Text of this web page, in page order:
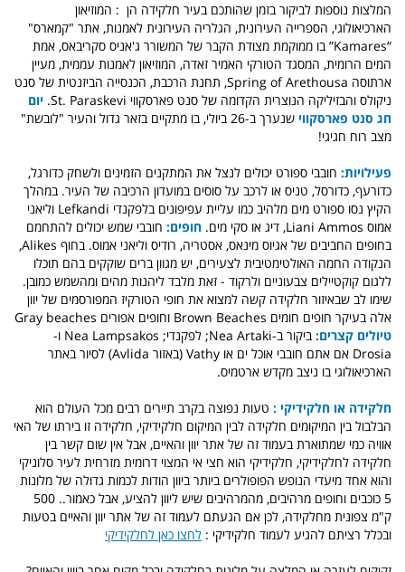
המלצות נוספות לביקור בזמן שהותכם בעיר חלקידה הן : המוזיאון
הארכיאולוגי, הספרייה העירונית, הגלריה העירונית לאמנות, אתר "קמארס"
“Kamares” בו
ממוקמת מצודת הקבר של המשורר ג'אניס סקריבאס, אמת
המים הרומית, המסגד הטורקי האמיר זאדה, המוזיאון לאמנות עממית, מעיין
ארתוסה Spring of Arethousa, תחנת הרכבת, הכנסייה הביזנטית של סנט
ניקולס והבזיליקה הנוצרית הקדומה של סנט פארסקווי St. Paraskevi.
יום
חג סנט פארסקווי שנערך ב-26 ביולי, בו מתקיים בזאר גדול והעיר "לובשת"
מצב רוח חגיגי!
פעילויות: חובבי ספורט יכולים לנצל את המתקנים הזמינים ולשחק כדורגל,
כדורעף, כדורסל, טניס או לרכב על סוסים במועדון הרכיבה של העיר. במהלך
הקיץ נסו ספורט מים מלהיב כמו עליית עפיפונים בלפקנדי Lefkandi וליאני
אמוס Liani Ammos, דיג או סקי מים.
חופים: חובבי שמש יכולים להתחמם
בחופים החביבים של אגיוס מינאס, אסטריה, רודיס וליאני אמוס. בחוף Alikes,
הנקודה החמה האולטימטיבית לצעירים, יש מגוון ברים שוקקים בהם תוכלו
ללגום קוקטיילים צבעוניים ולרקוד - זאת מלבד ליהנות מהים ומהשמש כמובן.
שימו לב שבאיזור חלקידה קשה למצוא את חופי הטורקיז המפורסמים של יוון
אלה בעיקר חופים חומים Brown Beaches וחופים אפורים Gray beaches
טיולים קצרים:
ביקור ב-Nea Artaki; לפקנדי; Nea Lampsakos ו-
Drosia אם אתם חובבי אוכל ים או Vathy (באזור Avlida) לסיור באתר
הארכיאולוגי בו ניצב מקדש ארטמיס.
חלקידה או חלקידיקי : טעות נפוצה בקרב תיירים רבים מכל העולם הוא
הבלבול בין המיקומים חלקידה לבין המיקום חלקידיקי, חלקידה זו בירתו של האי
אוויה כמי שמתוארת בעמוד זה של אתר יוון והאיים, אבל אין שום קשר בין
חלקידה לחלקידיקי, חלקידיקי הוא חצי אי המצוי דרומית מזרחית לעיר סלוניקי
והוא אחד מיעדי הנופש הפופולרים ביותר ביוון הודות לכמות גדולה של מלונות
5 כוכבים וחופים מרהיבים, מהמרהיבים שיש ליוון להציע, אבל כאמור.. 500
ק"מ צפונית מחלקידה, לכן אם הגעתם לעמוד זה של אתר יוון והאיים בטעות
ובכלל רציתם להגיע לעמוד חלקידיקי : לחצו כאן לחלקידיקי